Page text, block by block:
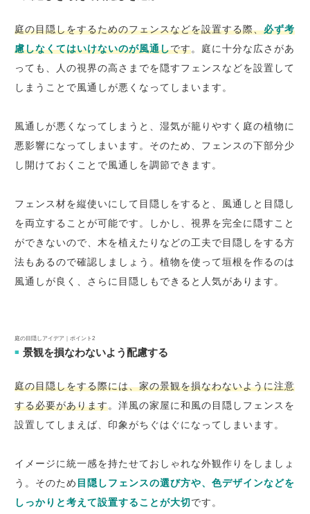
庭の目隠しをするためのフェンスなどを設置する際、必ず考
慮しなくてはいけないのが風通しです。庭に十分な広さがあ
っても、人の視界の高さまでを隠すフェンスなどを設置して
しまうことで風通しが悪くなってしまいます。
風通しが悪くなってしまうと、湿気が籠りやすく庭の植物に
悪影響になってしまいます。そのため、フェンスの下部分少
し開けておくことで風通しを調節できます。
フェンス材を縦使いにして目隠しをすると、風通しと目隠し
を両立することが可能です。しかし、視界を完全に隠すこと
ができないので、木を植えたりなどの工夫で目隠しをする方
法もあるので確認しましょう。植物を使って垣根を作るのは
風通しが良く、さらに目隠しもできると人気があります。
庭の目隠しアイデア｜ポイント2
■ 景観を損なわないよう配慮する
庭の目隠しをする際には、家の景観を損なわないように注意
する必要があります。洋風の家屋に和風の目隠しフェンスを
設置してしまえば、印象がちぐはぐになってしまいます。
イメージに統一感を持たせておしゃれな外観作りをしましょ
う。そのため 目隠しフェンスの選び方や、色デザインなどを
しっかりと考えて設置することが大切です。